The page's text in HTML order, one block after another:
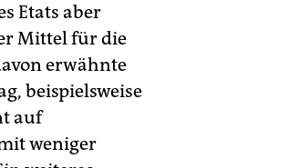
Etats aber
Mittel für die
erwähnte
beispielsweise
auf
weniger